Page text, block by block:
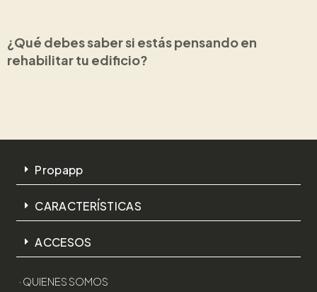
¿Qué debes saber si estás pensando en
rehabilitar tu edificio?
Propapp
CARACTERÍSTICAS
ACCESOS
· QUIENES SOMOS